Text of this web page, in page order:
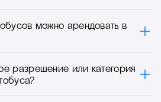
можно арендовать в
разрешение или категория